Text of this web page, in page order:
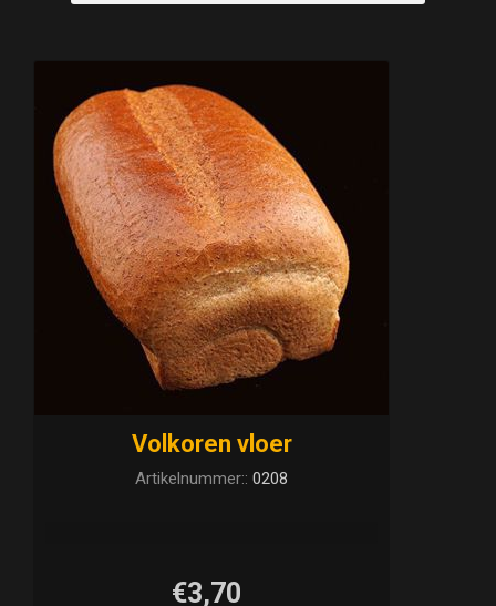
Volkoren vloer
Artikelnummer:: 0208
€3,70